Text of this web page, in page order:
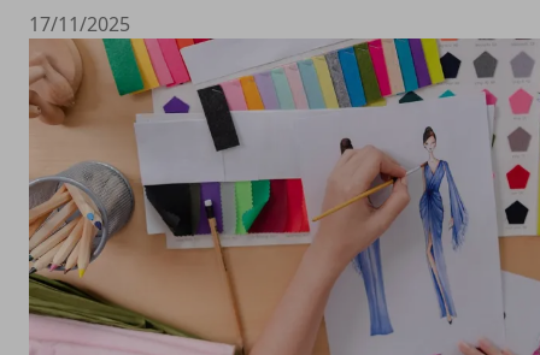
17/11/2025